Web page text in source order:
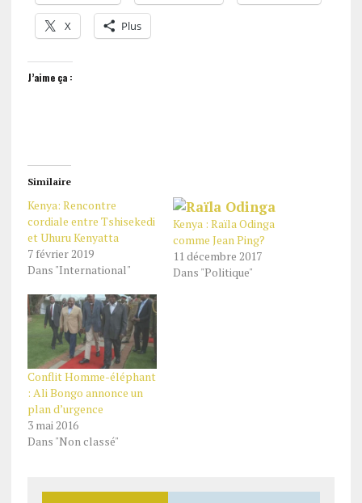
X Plus
J’aime ça :
Similaire
Kenya: Rencontre
cordiale entre Tshisekedi
et Uhuru Kenyatta
7 février 2019
Dans "International"
Kenya : Raïla Odinga
comme Jean Ping?
11 décembre 2017
Dans "Politique"
Conflit Homme-éléphant
: Ali Bongo annonce un
plan d’urgence
3 mai 2016
Dans "Non classé"